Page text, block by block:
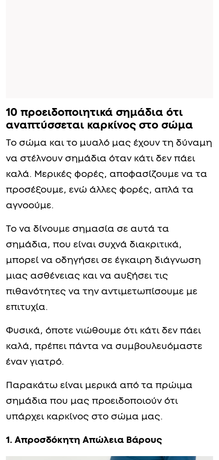
10 προειδοποιητικά σημάδια ότι
αναπτύσσεται καρκίνος στο σώμα
Το σώμα και το μυαλό μας έχουν τη δύναμη
να στέλνουν σημάδια όταν κάτι δεν πάει
καλά. Μερικές φορές, αποφασίζουμε να τα
προσέξουμε, ενώ άλλες φορές, απλά τα
αγνοούμε.
Το να δίνουμε σημασία σε αυτά τα
σημάδια, που είναι συχνά διακριτικά,
μπορεί να οδηγήσει σε έγκαιρη διάγνωση
μιας ασθένειας και να αυξήσει τις
πιθανότητες να την αντιμετωπίσουμε με
επιτυχία.
Φυσικά, όποτε νιώθουμε ότι κάτι δεν πάει
καλά, πρέπει πάντα να συμβουλευόμαστε
έναν γιατρό.
Παρακάτω είναι μερικά από τα πρώιμα
σημάδια που μας προειδοποιούν ότι
υπάρχει καρκίνος στο σώμα μας.
1. Απροσδόκητη Απώλεια Βάρους